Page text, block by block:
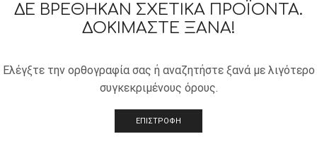
ΔΕ ΒΡΈΘΗΚΑΝ ΣΧΕΤΙΚΆ ΠΡΟΪΌΝΤΑ.
ΔΟΚΙΜΆΣΤΕ ΞΑΝΆ!
Ελέγξτε την ορθογραφία σας ή αναζητήστε ξανά με λιγότερο
συγκεκριμένους όρους.
ΕΠΙΣΤΡΟΦΗ